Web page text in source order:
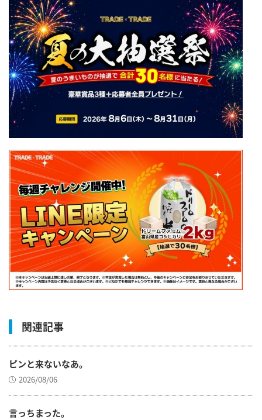
関連記事
ピンと来ないなあ。
2026/08/06
言っちまった。